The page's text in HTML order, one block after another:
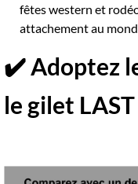
fêtes western et
attachement au
✔️ Adoptez
le gilet LAST